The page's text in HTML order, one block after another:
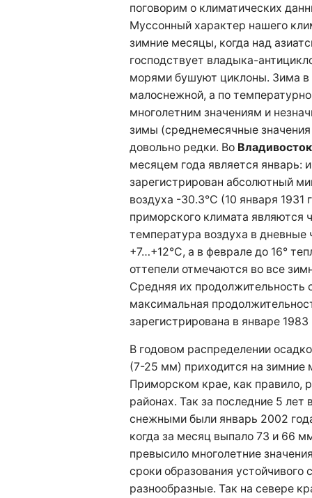
поговорим о климатических
Муссонный характер нашего
зимние месяцы, когда над
господствует владыка-
морями бушуют циклоны. Зима
малоснежной, а по
многолетним значениям и
зимы (среднемесячные
довольно редки. Во
месяцем года является январь:
зарегистрирован абсолютный
воздуха -30.3°C (10 января 1931
приморского климата являются
температура воздуха в
+7…+12°C, а в феврале до 16°
оттепели отмечаются во все
Средняя их продолжительность
максимальная
зарегистрирована в январе 1983
В годовом распределении
(7-25 мм) приходится на
Приморском крае, как правило,
районах. Так за последние 5 лет
снежными были январь 2002
когда за месяц выпало 73 и 66
превысило многолетние
сроки образования
разнообразные. Так на севере